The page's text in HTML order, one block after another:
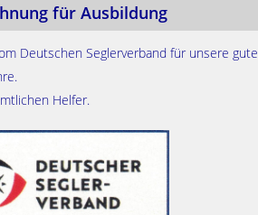
für Ausbildung
Deutschen Seglerverband für unsere gute
Helfer.